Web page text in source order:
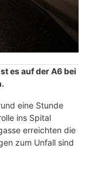
es auf der A6 bei
eine Stunde
ins Spital
erreichten die
zum Unfall sind